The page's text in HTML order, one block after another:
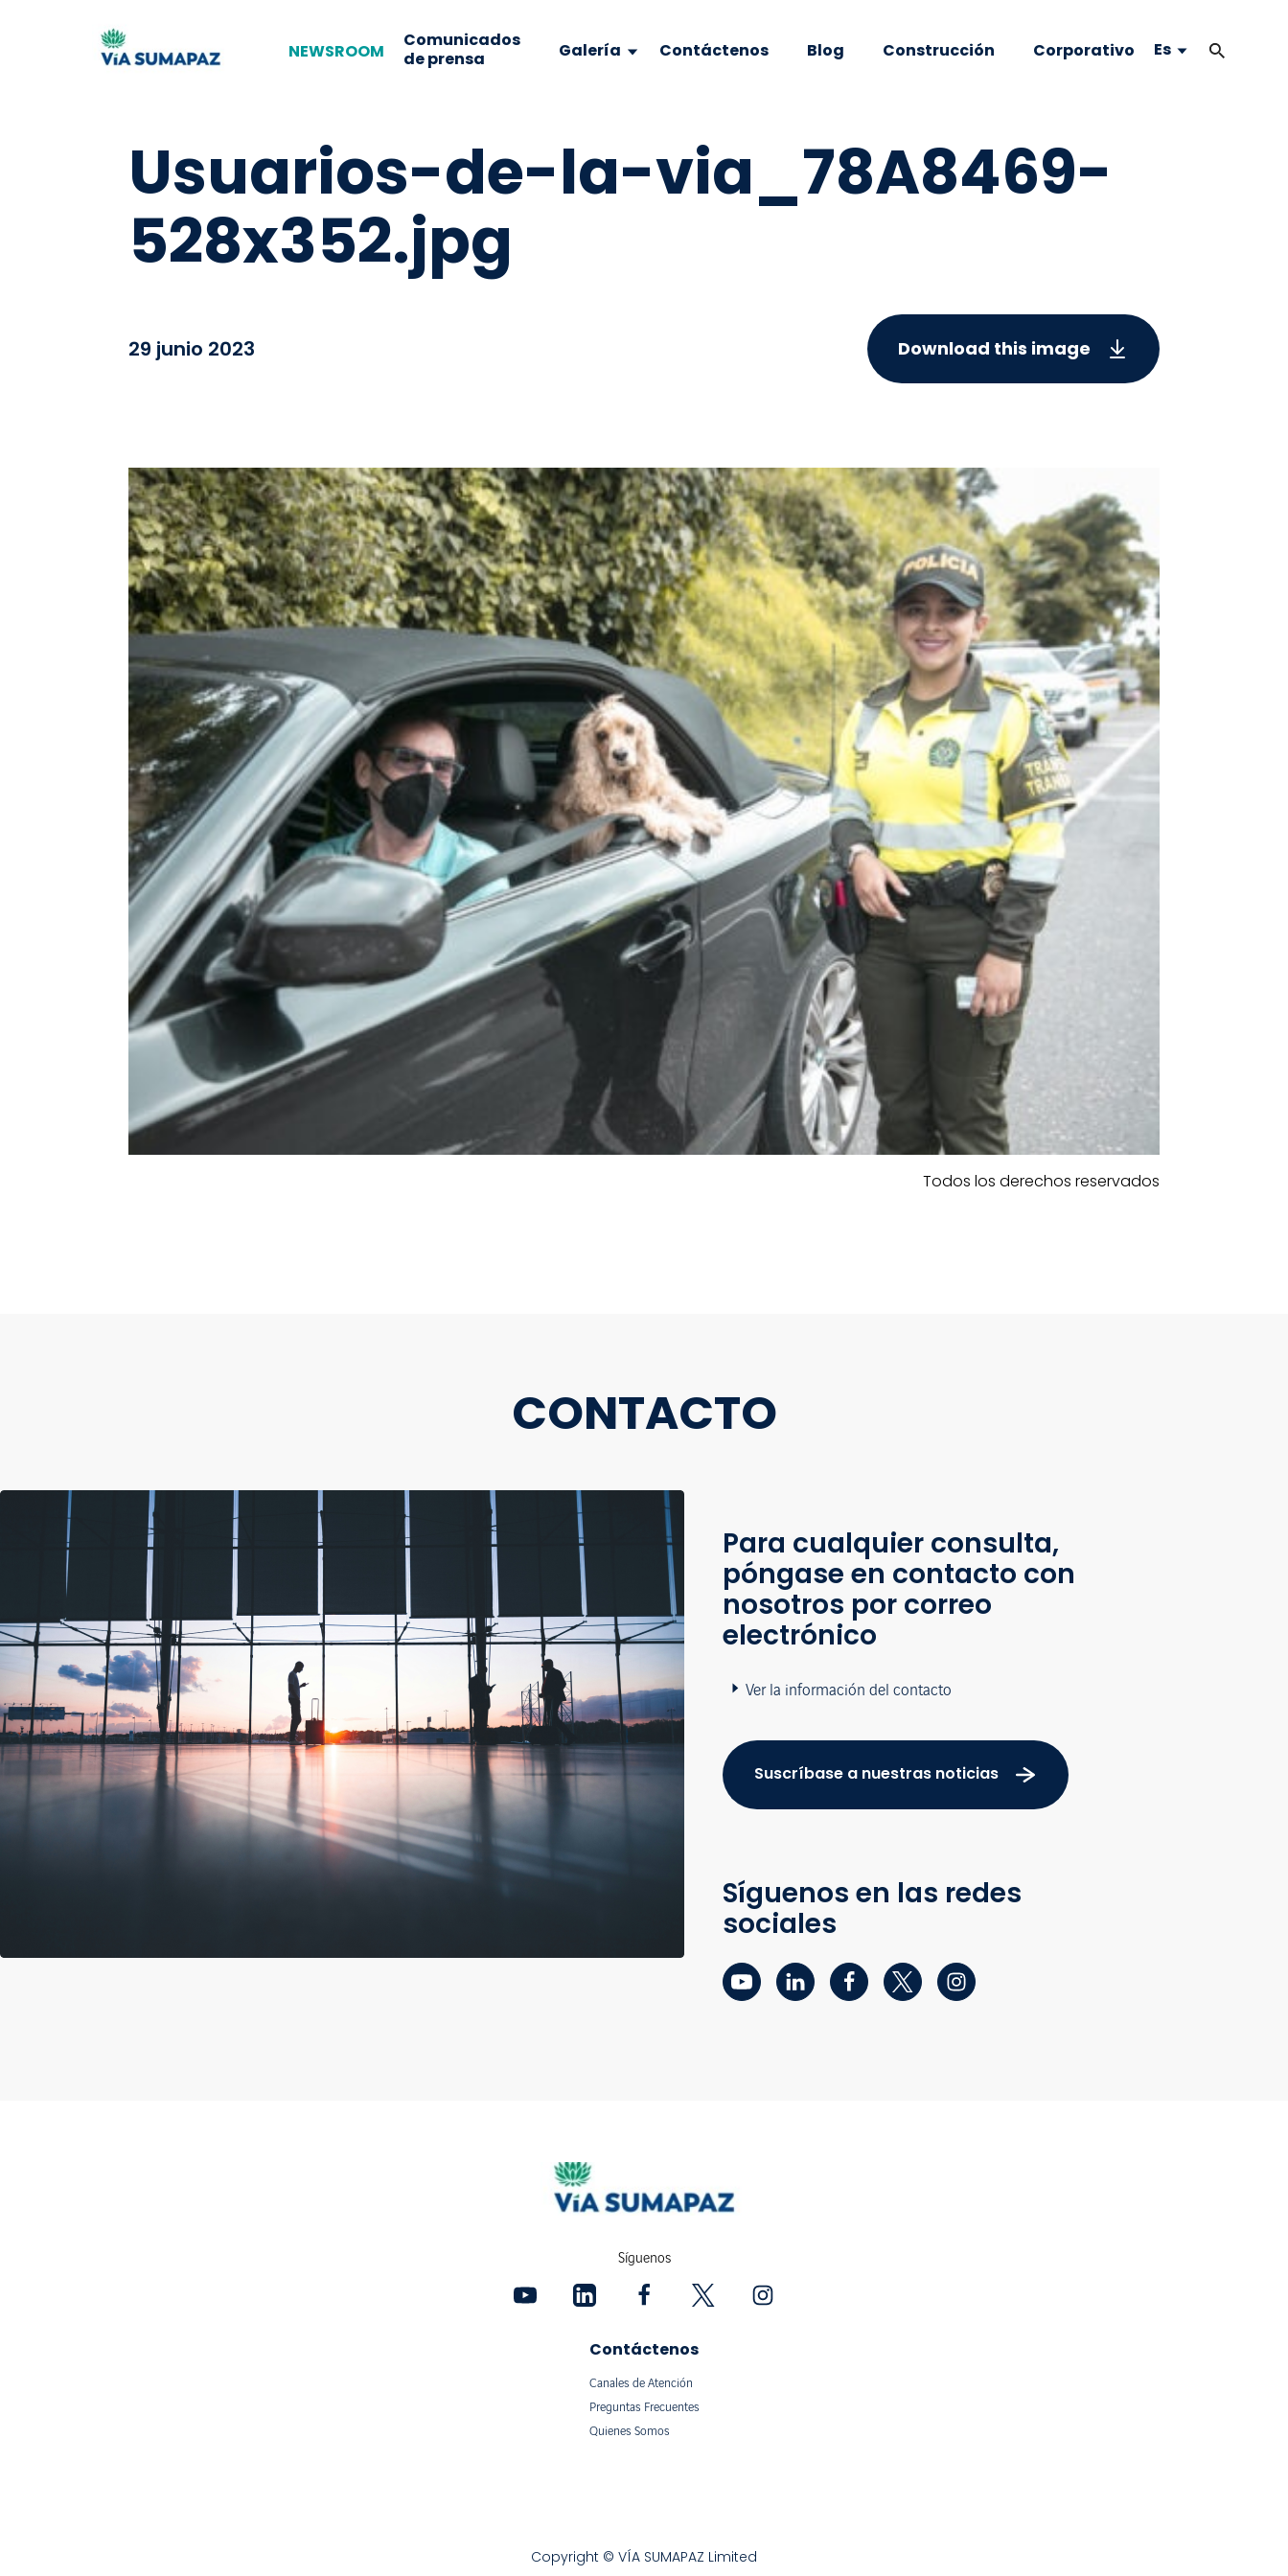
NEWSROOM
Comunicados
de prensa
Galería Contáctenos Blog Construcción Corporativo Es
Usuarios-de-la-via_78A8469-
528x352.jpg
29 junio 2023 Download this image
Todos los derechos reservados
CONTACTO
Para cualquier consulta,
póngase en contacto con
nosotros por correo
electrónico
Ver la información del contacto
Suscríbase a nuestras noticias
Síguenos en las redes
sociales
Síguenos
Contáctenos
Canales de Atención
Preguntas Frecuentes
Quienes Somos
Copyright © VÍA SUMAPAZ Limited